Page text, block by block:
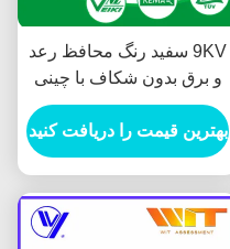
9KV سفید رنگ محافظ رعد
و برق بدون شکاف با چینی
که در آن قرار دارد
بهترین قیمت را دریافت کنید